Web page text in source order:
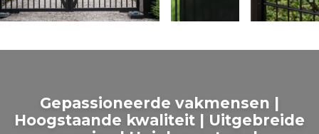
Gepassioneerde vakmensen |
Hoogstaande kwaliteit | Uitgebreide